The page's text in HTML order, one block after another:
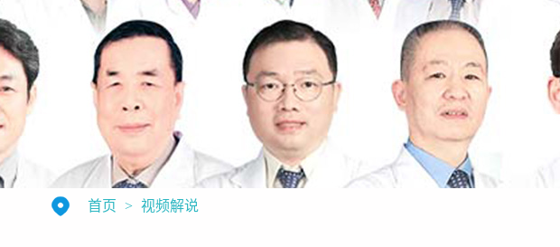
首页 > 视频解说